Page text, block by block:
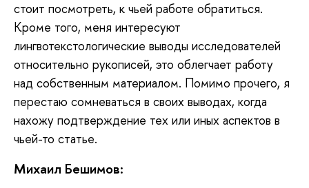
стоит посмотреть, к чьей работе обратиться.
Кроме того, меня интересуют
лингвотекстологические выводы исследователей
относительно рукописей, это облегчает работу
над собственным материалом. Помимо прочего, я
перестаю сомневаться в своих выводах, когда
нахожу подтверждение тех или иных аспектов в
чьей-то статье.
Михаил Бешимов: